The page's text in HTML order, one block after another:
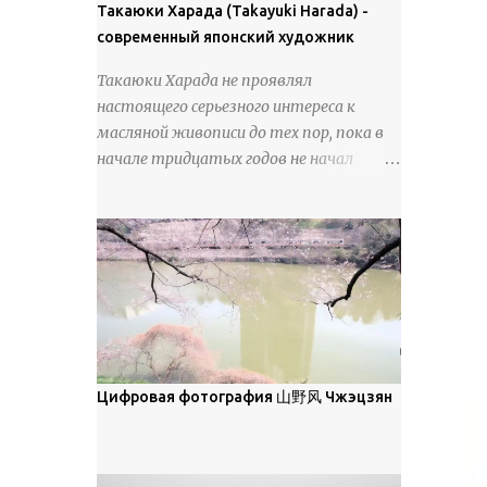
18 век. Шахматный набор "Рыцари
против турок" в шкатулке из
см, Холмогоры, 18 век....
покрова может восприниматься как
матовая. Такое свойство чаще всего
метелевого и фирнизированного снега.
Тем не менее, иногда значительное
количество кристаллов может
располагаться в одной плоскости,
поверхностной изморози. В данном
случае усиливается зеркальное
отражение, что приводит к
искристости снега, зависящей от
положения наблюдателя и высоты
солнца. Зеркальные свойства наиболее
заметны при угле солнечного света 15°
и ниже; при более высокой солнечной
описываются индикатрисой ...
Такаюки Харада (Takayuki Harada) -
современный японский художник
Такаюки Харада не проявлял
настоящего серьезного интереса к
масляной живописи до тех пор, пока в
начале тридцатых годов не начал
художественные музеи и галереи, он
был глубоко тронут и вдохновлен
красотой масляной живописи великих
мастеров. Искусствовед Брайан
Шервин прокомментировал картины
художника, заявив, что "Такаюки
Харада сочетает в себе классическую
смысле, персонажи его картин
Цифровая фотография 山野风 Чжэцзян